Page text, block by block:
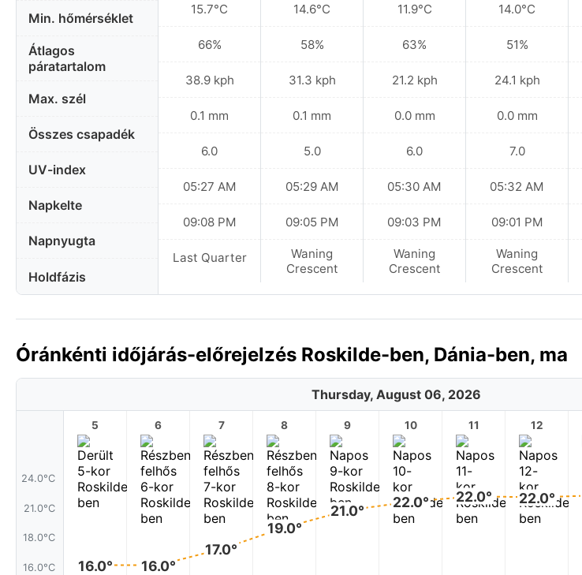
Min. hőmérséklet
Átlagos
páratartalom
Max. szél
Összes csapadék
UV-index
Napkelte
Napnyugta
Holdfázis
15.7°C
66%
38.9 kph
0.1 mm
6.0
05:27 AM
09:08 PM
Last Quarter
14.6°C
58%
31.3 kph
0.1 mm
5.0
05:29 AM
09:05 PM
Waning
Crescent
11.9°C
63%
21.2 kph
0.0 mm
6.0
05:30 AM
09:03 PM
Waning
Crescent
14.0°C
51%
24.1 kph
0.0 mm
7.0
05:32 AM
09:01 PM
Waning
Crescent
Óránkénti időjárás-előrejelzés Roskilde-ben, Dánia-ben, ma
Thursday, August 06, 2026
24.0°C
21.0°C
18.0°C
16.0°C
5
16.0°
6
16.0°
7
17.0°
8
19.0°
9
21.0°
10
22.0°
11
22.0°
12
22.0°